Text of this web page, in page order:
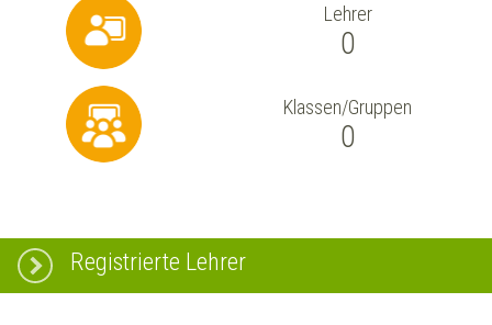
Lehrer
0
Klassen/Gruppen
0
Registrierte Lehrer